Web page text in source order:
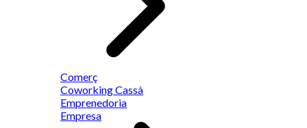
Comerç
Coworking Cassà
Emprenedoria
Empresa